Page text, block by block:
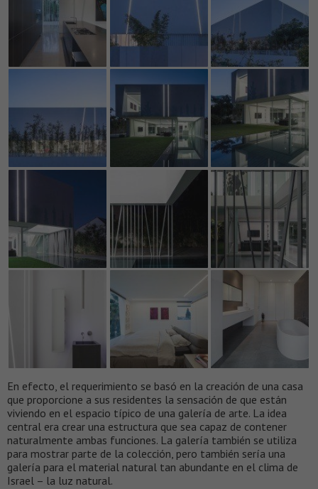
En efecto, el requerimiento se basó en la creación de una casa
que proporcione a sus residentes la sensación de que están
viviendo en el espacio típico de una galería de arte. La idea
central era crear una estructura que sea capaz de contener
naturalmente ambas funciones. La galería también se utiliza
para mostrar parte de la colección, pero también sería una
galería para el material natural tan abundante en el clima de
Israel – la luz natural.